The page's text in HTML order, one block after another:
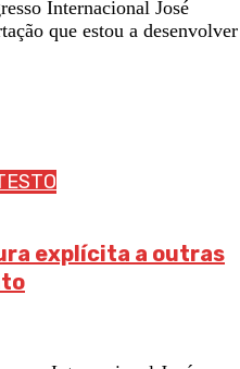
Internacional José
que estou a desenvolver
explícita a outras